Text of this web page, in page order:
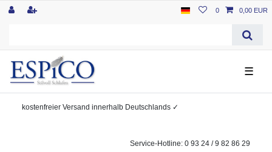
0 0,00 EUR
☰
kostenfreier Versand innerhalb Deutschlands ✓
Service-Hotline: 0 93 24 / 9 82 86 29